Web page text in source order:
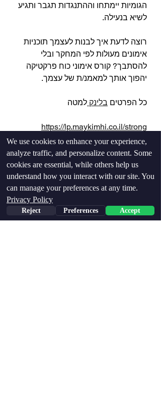
הגומיות יימתחו וההתנגדות תגבר ותגיע
לשיא בנעילה.⁣⁣
רוצה לדעת איך לבנות לעצמך תוכניות
אימונים מעולות לפי המחקר ובלי
להסתבך? קורס אימוני כוח פרקטיקה
יהפוך אותך למאמנ/ת של עצמך.
כל הפרטים בלינק למטה
https://lp.maykimhi.co.il/strong
Phone Email Facebook
We use cookies to enhance your experience,
analyze traffic, and personalize content. Some
cookies are essential, while others help us
understand how you interact with our site. You
can manage your preferences at any time.
Privacy Policy
Reject Preferences Accept